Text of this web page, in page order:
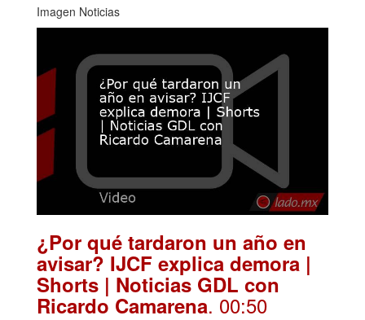
Imagen Noticias
¿Por qué tardaron un año en
avisar? IJCF explica demora |
Shorts | Noticias GDL con
Ricardo Camarena. 00:50